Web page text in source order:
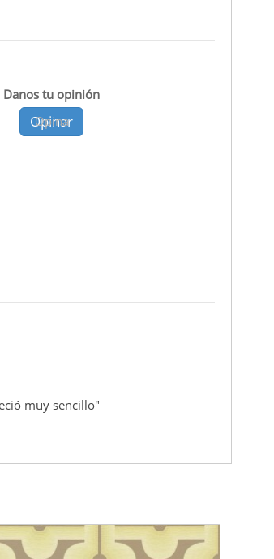
Opina
Danos tu opinión
Opinar
muy sencillo"